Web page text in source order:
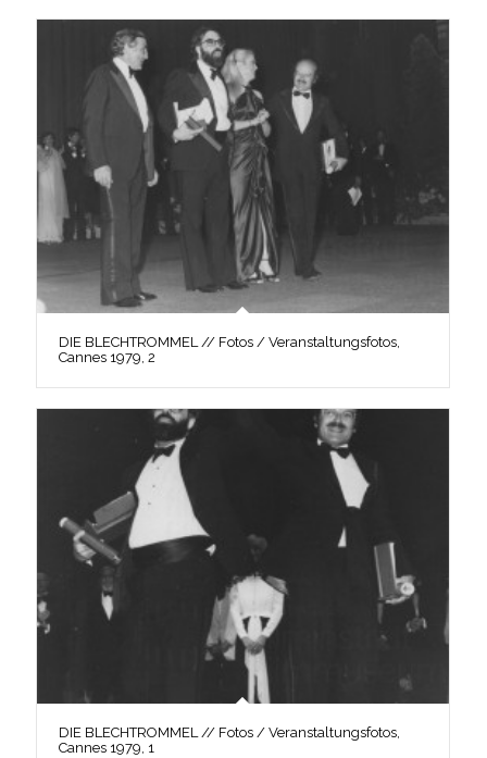
DIE BLECHTROMMEL // Fotos / Veranstaltungsfotos,
Cannes 1979, 2
DIE BLECHTROMMEL // Fotos / Veranstaltungsfotos,
Cannes 1979, 1